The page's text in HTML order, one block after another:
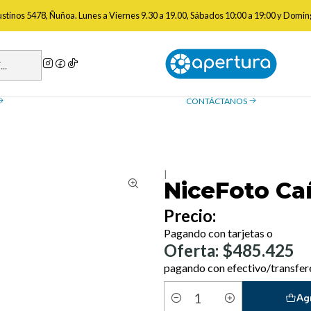
5478, Ñuñoa. Lunes a Viernes 9.30 a 19.00, Sábados 10:00 a 19:00 y
Iluminación Paneles y Cañones Led NiceFoto Cañon LED-3000B
de reembolso
necesitas saber sobre las
Contáctanos
¿Tienes preguntas? Estamos
CONTÁCTANOS
NiceFoto
Precio:
Pagando con tarjetas o
Oferta: $485.425
pagando con efectivo/
Cantidad